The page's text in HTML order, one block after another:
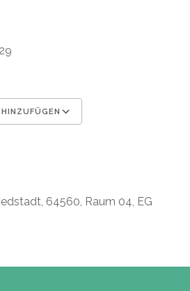
64560, Raum 04, EG